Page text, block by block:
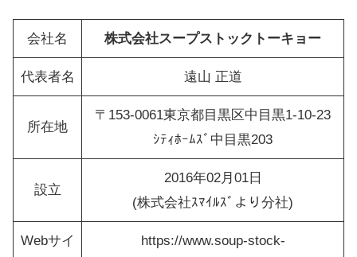
会社名 株式会社スープストックトーキョー
代表者名 遠山 正道
所在地
〒153-0061東京都目黒区中目黒1-10-23
ｼﾃｨﾎｰﾑｽﾞ中目黒203
設立
2016年02月01日
(株式会社ｽﾏｲﾙｽﾞより分社)
Webサイ
https://www.soup-stock-